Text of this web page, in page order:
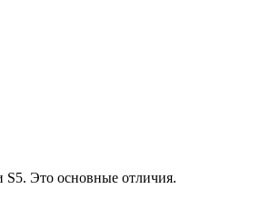
S5. Это основные отличия.